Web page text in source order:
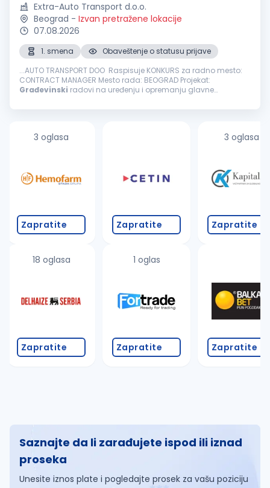
Extra-Auto Transport d.o.o.
Beograd - Izvan pretražene lokacije
07.08.2026
1. smena
Obaveštenje o statusu prijave
...AUTO TRANSPORT DOO Raspisuje KONKURS za radno mesto:
CONTRACT MANAGER Mesto rada: BEOGRAD Projekat:
Građevinski radovi na uređenju i opremanju glavne
izvodi prema FIDIC pravilima...
3 oglasa
Zapratite
18 oglasa
Zapratite
Zapratite
1 oglas
Zapratite
3 oglasa
Zapratite
Zapratite
Saznajte da li zarađujete ispod ili iznad
proseka
Unesite iznos plate i pogledajte prosek za vašu poziciju